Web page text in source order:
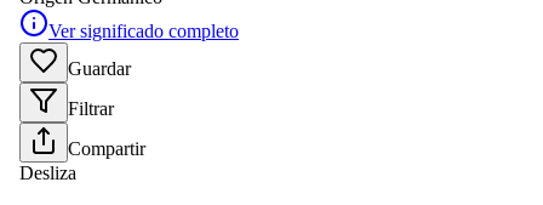
Ver significado completo
Guardar
Filtrar
Compartir
Desliza